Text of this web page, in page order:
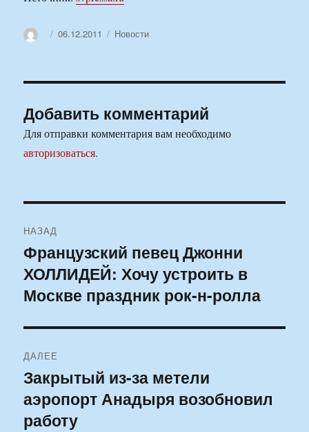
АвторОпубликовано
06.12.2011 Рубрики
Новости
Добавить комментарий
Для отправки комментария вам необходимо
авторизоваться.
по
записям
НАЗАД
Предыдущая
запись:
Французский певец Джонни
ХОЛЛИДЕЙ: Хочу устроить в
Москве праздник рок-н-ролла
ДАЛЕЕ
Следующая
запись:
Закрытый из-за метели
аэропорт Анадыря возобновил
работу